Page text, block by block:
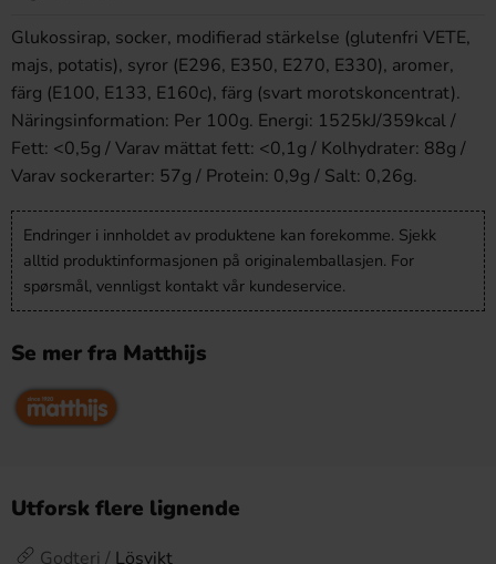
Glukossirap, socker, modifierad stärkelse (glutenfri VETE,
majs, potatis), syror (E296, E350, E270, E330), aromer,
färg (E100, E133, E160c), färg (svart morotskoncentrat).
Näringsinformation: Per 100g. Energi: 1525kJ/359kcal /
Fett: <0,5g / Varav mättat fett: <0,1g / Kolhydrater: 88g /
Varav sockerarter: 57g / Protein: 0,9g / Salt: 0,26g.
Endringer i innholdet av produktene kan forekomme. Sjekk
alltid produktinformasjonen på originalemballasjen. For
spørsmål, vennligst kontakt vår kundeservice.
Se mer fra Matthijs
Utforsk flere lignende
Godteri / Lösvikt